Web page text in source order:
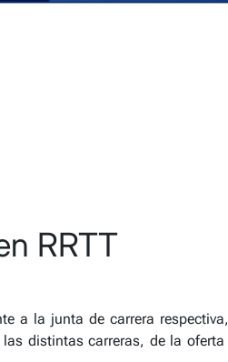
RRTT
a la junta de carrera
distintas carreras, de la